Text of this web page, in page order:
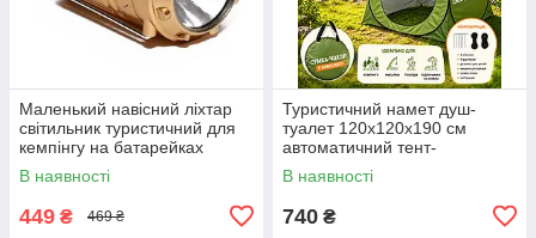
Маленький навісний ліхтар
світильник туристичний для
кемпінгу на батарейках
яскравий кормпактний YF-
5200
В наявності
449 ₴ 469 ₴
Туристичний намет душ-
туалет 120х120х190 см
автоматичний тент-
роздевалка для літнього
кемпінгу походу риболовлі
В наявності
740 ₴